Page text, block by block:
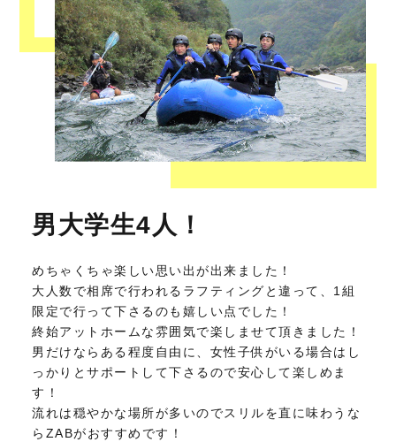
男大学生4人！
めちゃくちゃ楽しい思い出が出来ました！
大人数で相席で行われるラフティングと違って、1組
限定で行って下さるのも嬉しい点でした！
終始アットホームな雰囲気で楽しませて頂きました！
男だけならある程度自由に、女性子供がいる場合はし
っかりとサポートして下さるので安心して楽しめま
す！
流れは穏やかな場所が多いのでスリルを直に味わうな
らZABがおすすめです！